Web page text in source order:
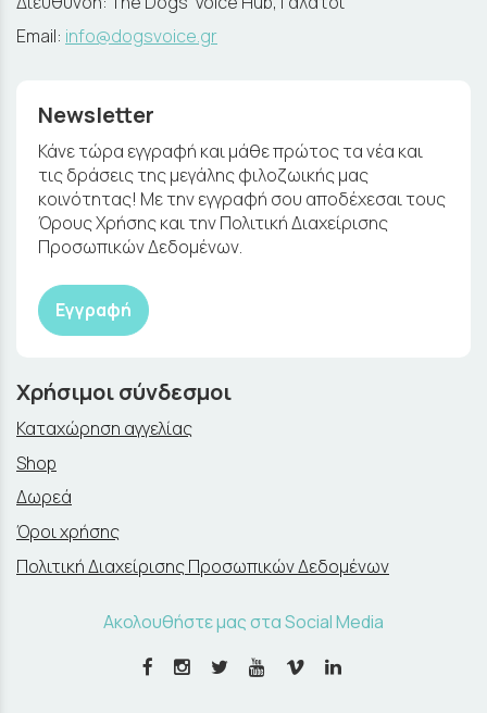
Email: info@dogsvoice.gr
Newsletter
Κάνε τώρα εγγραφή και μάθε πρώτος τα νέα και
τις δράσεις της μεγάλης φιλοζωικής μας
κοινότητας! Με την εγγραφή σου αποδέχεσαι τους
Όρους Χρήσης και την Πολιτική Διαχείρισης
Προσωπικών Δεδομένων.
Εγγραφή
Χρήσιμοι σύνδεσμοι
Καταχώρηση αγγελίας
Shop
Δωρεά
Όροι χρήσης
Πολιτική Διαχείρισης Προσωπικών Δεδομένων
Ακολουθήστε μας στα Social Media